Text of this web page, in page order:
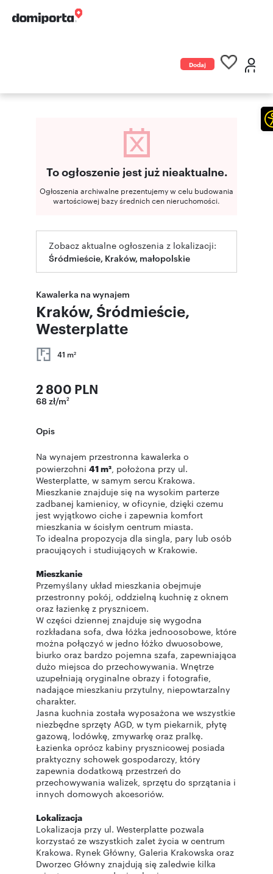
Dodaj
To ogłoszenie jest już nieaktualne.
Ogłoszenia archiwalne prezentujemy w celu budowania
wartościowej bazy średnich cen nieruchomości.
Zobacz aktualne ogłoszenia z lokalizacji:
Śródmieście, Kraków, małopolskie
Kawalerka na wynajem
Kraków, Śródmieście,
Westerplatte
41 m2
2 800 PLN
68 zł/m2
Opis
Na wynajem przestronna kawalerka o
powierzchni 41 m², położona przy ul.
Westerplatte, w samym sercu Krakowa.
Mieszkanie znajduje się na wysokim parterze
zadbanej kamienicy, w oficynie, dzięki czemu
jest wyjątkowo ciche i zapewnia komfort
mieszkania w ścisłym centrum miasta.
To idealna propozycja dla singla, pary lub osób
pracujących i studiujących w Krakowie.
Mieszkanie
Przemyślany układ mieszkania obejmuje
przestronny pokój, oddzielną kuchnię z oknem
oraz łazienkę z prysznicem.
W części dziennej znajduje się wygodna
rozkładana sofa, dwa łóżka jednoosobowe, które
można połączyć w jedno łóżko dwuosobowe,
biurko oraz bardzo pojemna szafa, zapewniająca
dużo miejsca do przechowywania. Wnętrze
uzupełniają oryginalne obrazy i fotografie,
nadające mieszkaniu przytulny, niepowtarzalny
charakter.
Jasna kuchnia została wyposażona we wszystkie
niezbędne sprzęty AGD, w tym piekarnik, płytę
gazową, lodówkę, zmywarkę oraz pralkę.
Łazienka oprócz kabiny prysznicowej posiada
praktyczny schowek gospodarczy, który
zapewnia dodatkową przestrzeń do
przechowywania walizek, sprzętu do sprzątania i
innych domowych akcesoriów.
Lokalizacja
Lokalizacja przy ul. Westerplatte pozwala
korzystać ze wszystkich zalet życia w centrum
Krakowa. Rynek Główny, Galeria Krakowska oraz
Dworzec Główny znajdują się zaledwie kilka